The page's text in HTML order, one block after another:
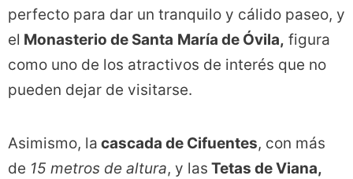
perfecto para dar un tranquilo y cálido paseo, y
el Monasterio de Santa María de Óvila, figura
como uno de los atractivos de interés que no
pueden dejar de visitarse.
Asimismo, la cascada de Cifuentes, con más
de 15 metros de altura, y las Tetas de Viana,